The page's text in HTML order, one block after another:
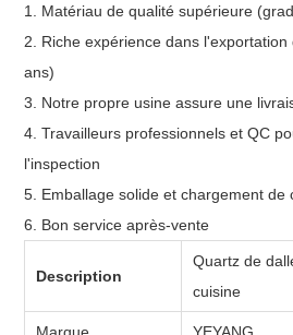
1. Matériau de qualité supérieure
2. Riche expérience dans
ans)
3. Notre propre usine assure une
4. Travailleurs professionnels et QC
l'inspection
5. Emballage solide et chargement de
6. Bon service après-vente
Description
Quartz de
cuisine
Marque YEYANG